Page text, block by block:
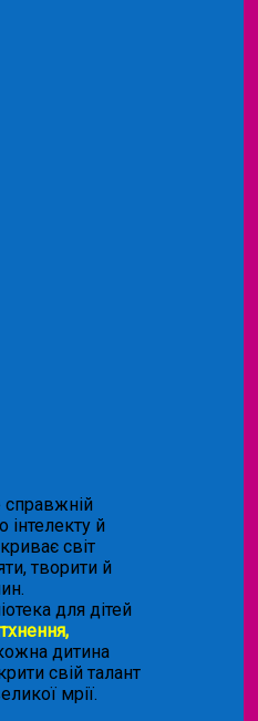
справжній
інтелекту й
світ
творити й
для дітей
дитина
свій талант
мрії.